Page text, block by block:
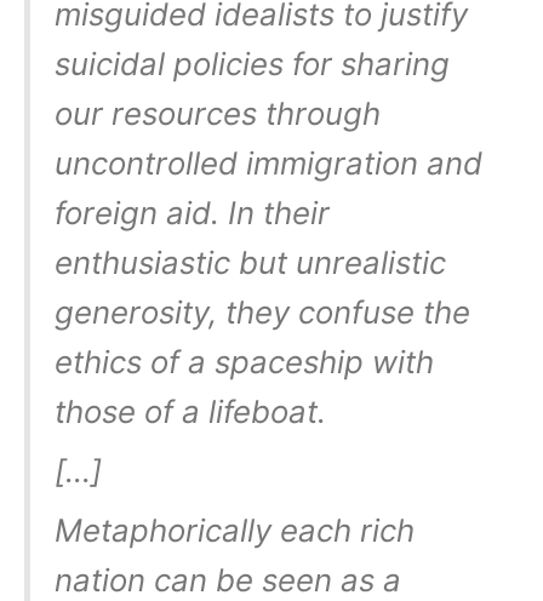
misguided idealists to justify
suicidal policies for sharing
our resources through
uncontrolled immigration and
foreign aid. In their
enthusiastic but unrealistic
generosity, they confuse the
ethics of a spaceship with
those of a lifeboat.
[…]
Metaphorically each rich
nation can be seen as a